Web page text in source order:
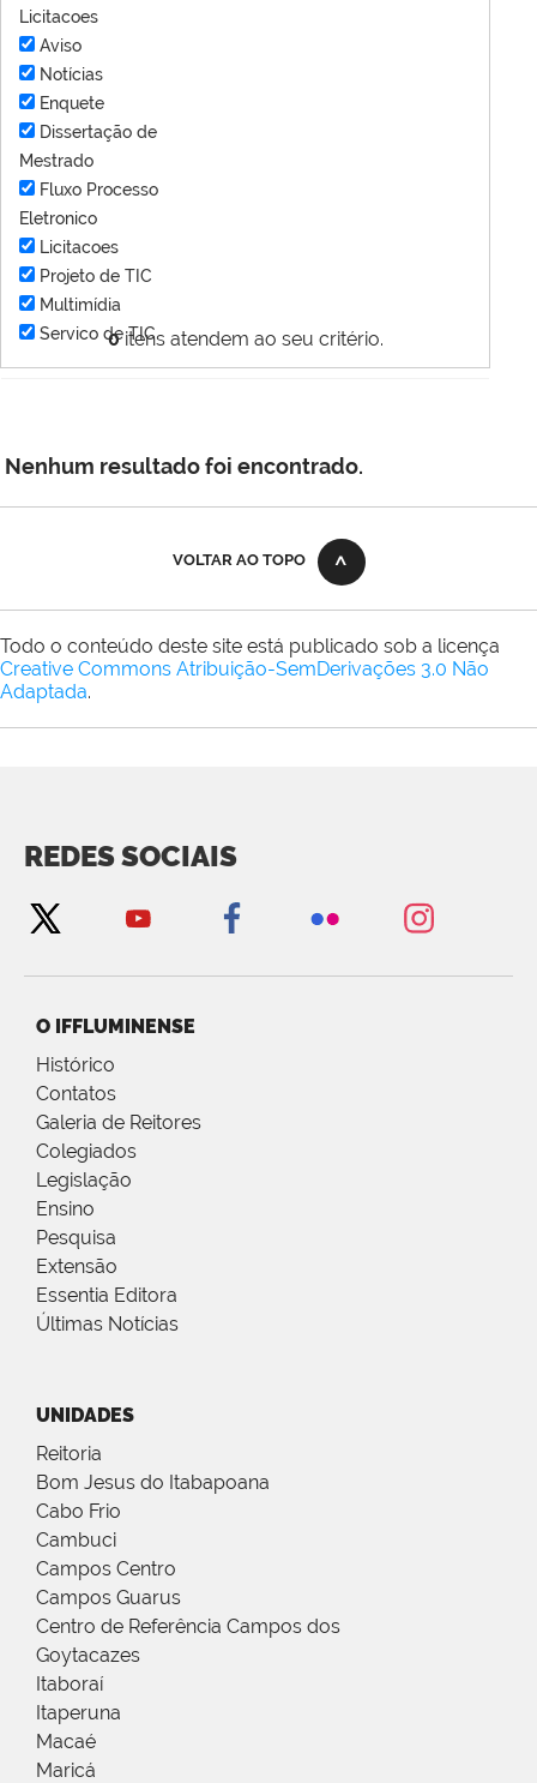
0itens atendem ao seu critério.
Licitacoes
Aviso
Notícias
Enquete
Dissertação de
Mestrado
Fluxo Processo
Eletronico
Licitacoes
Projeto de TIC
Multimídia
Servico de TIC
Nenhum resultado foi encontrado.
VOLTAR AO TOPO
Todo o conteúdo deste site está publicado sob a licença
Creative Commons Atribuição-SemDerivações 3.0 Não
Adaptada.
REDES SOCIAIS
O IFFLUMINENSE
Histórico
Contatos
Galeria de Reitores
Colegiados
Legislação
Ensino
Pesquisa
Extensão
Essentia Editora
Últimas Notícias
UNIDADES
Reitoria
Bom Jesus do Itabapoana
Cabo Frio
Cambuci
Campos Centro
Campos Guarus
Centro de Referência Campos dos
Goytacazes
Itaboraí
Itaperuna
Macaé
Maricá